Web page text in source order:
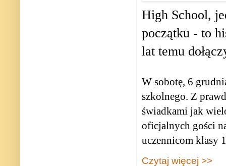
High School,
początku - to
lat temu
W sobotę, 6
szkolnego. Z
świadkami jak
oficjalnych gości
uczennicom klasy
Czytaj więcej >>